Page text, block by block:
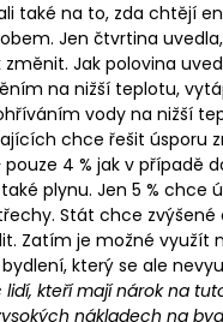
také na to, zda chtějí
Jen čtvrtina
Jak polovina
na nižší teplotu,
vody na nižší
chce řešit úsporu
4 % jak v případě
plynu. Jen 5 % chce
Stát chce
Zatím je možné využít
který se ale
lidí, kteří mají nárok na
nákladech na